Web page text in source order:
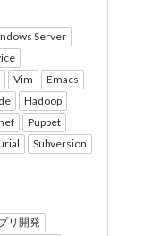
Server
Vim
Emacs
Hadoop
Puppet
Subversion
リ開発